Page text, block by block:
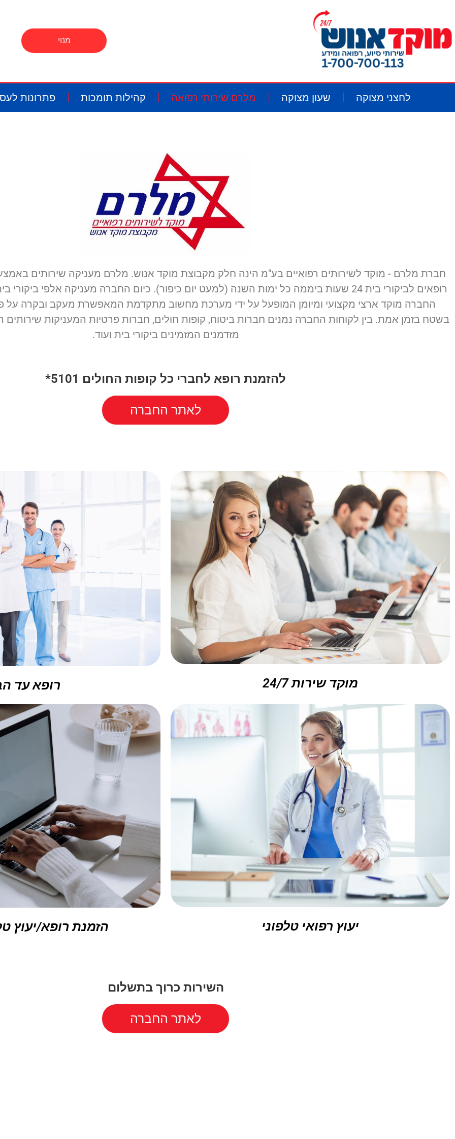
מנוי
לחצני מצוקה שעון מצוקה מלרם שירותי רפואה קהילות תומכות פתרונות
חברת מלרם - מוקד לשירותים רפואיים בע"מ הינה חלק מקבוצת מוקד אנוש. מלרם מעניקה שירותים
רופאים לביקורי בית 24 שעות ביממה כל ימות השנה (למעט יום כיפור). כיום החברה מעניקה אלפי
החברה מוקד ארצי מקצועי ומיומן המופעל על ידי מערכת מחשוב מתקדמת המאפשרת מעקב ובקרה על
בשטח בזמן אמת. בין לקוחות החברה נמנים חברות ביטוח, קופות חולים, חברות פרטיות המעניקות שירותים
מזדמנים המזמינים ביקורי בית ועוד.
להזמנת רופא לחברי כל קופות החולים 5101*
לאתר החברה
מוקד שירות 24/7 רופא עד
יעוץ רפואי טלפוני הזמנת רופא/יעוץ
השירות כרוך בתשלום
לאתר החברה